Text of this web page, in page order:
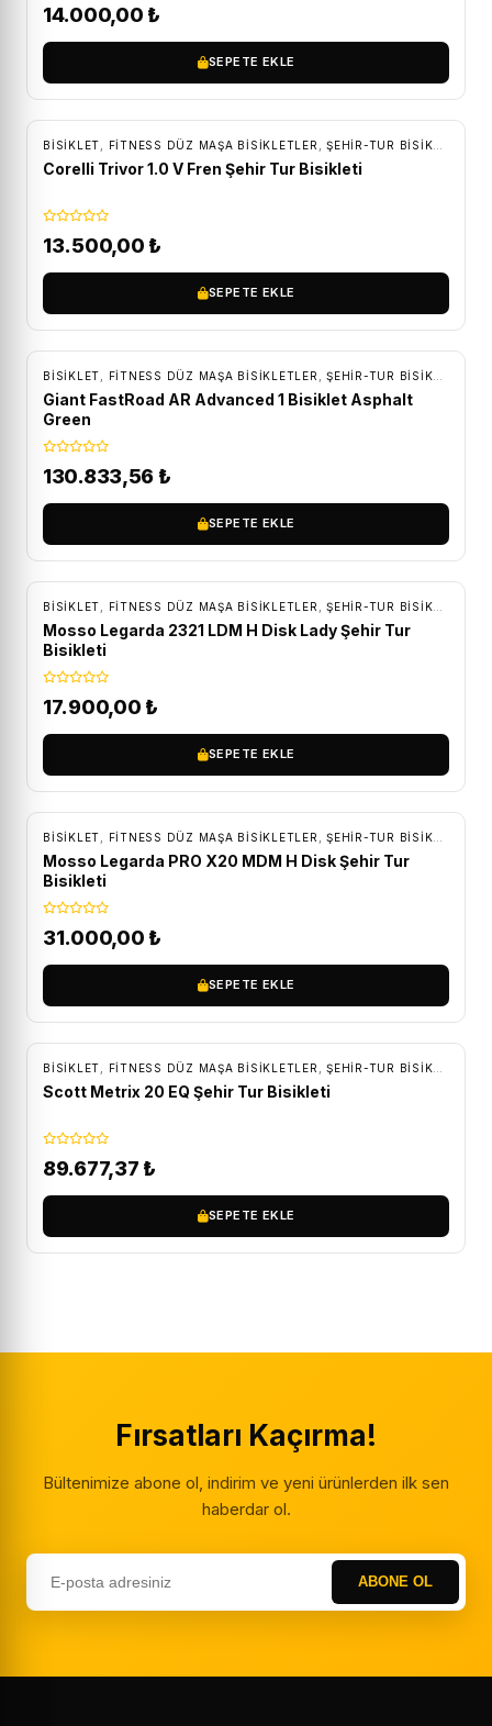
14.000,00 ₺
SEPETE EKLE
BİSİKLET FITNESS DÜZ MAŞA BISIKLETLER ŞEHIR-TUR BISIKLETLERI
Corelli Trivor 1.0 V Fren Şehir Tur Bisikleti
13.500,00 ₺
SEPETE EKLE
BİSİKLET FITNESS DÜZ MAŞA BISIKLETLER ŞEHIR-TUR BISIKLETLERI
Giant FastRoad AR Advanced 1 Bisiklet Asphalt
Green
130.833,56 ₺
SEPETE EKLE
BİSİKLET FITNESS DÜZ MAŞA BISIKLETLER ŞEHIR-TUR BISIKLETLERI
Mosso Legarda 2321 LDM H Disk Lady Şehir Tur
Bisikleti
17.900,00 ₺
SEPETE EKLE
BİSİKLET FITNESS DÜZ MAŞA BISIKLETLER ŞEHIR-TUR BISIKLETLERI
Mosso Legarda PRO X20 MDM H Disk Şehir Tur
Bisikleti
31.000,00 ₺
SEPETE EKLE
BİSİKLET FITNESS DÜZ MAŞA BISIKLETLER ŞEHIR-TUR BISIKLETLERI
Scott Metrix 20 EQ Şehir Tur Bisikleti
89.677,37 ₺
SEPETE EKLE
Fırsatları Kaçırma!
Bültenimize abone ol, indirim ve yeni ürünlerden ilk sen
haberdar ol.
ABONE OL